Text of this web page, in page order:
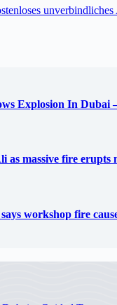
Explosion In Dubai
as massive fire
workshop fire